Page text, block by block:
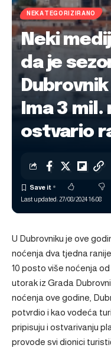
NEKATEGORIZIRANO
Neki
da je
Ima 3
ostvario
Last updated: 27/08/2024 16:08
U Dubrovniku je ove
noćenja dva tjedna
10 posto više noćenja
utorak iz Grada
noćenja ove godine,
potvrdio i kao vodeća
pripisuju i ostvarivanju
provode svi dionici